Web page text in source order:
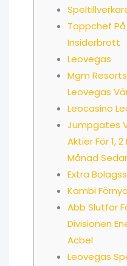
Toppchef
Insiderbrott
Leovegas
Mgm
Leovegas
Leocasino
Jumpgates
Aktier För 1,
Månad
Extra
Kambi
Abb Slutför
Divisionen
Acbel
Leovegas